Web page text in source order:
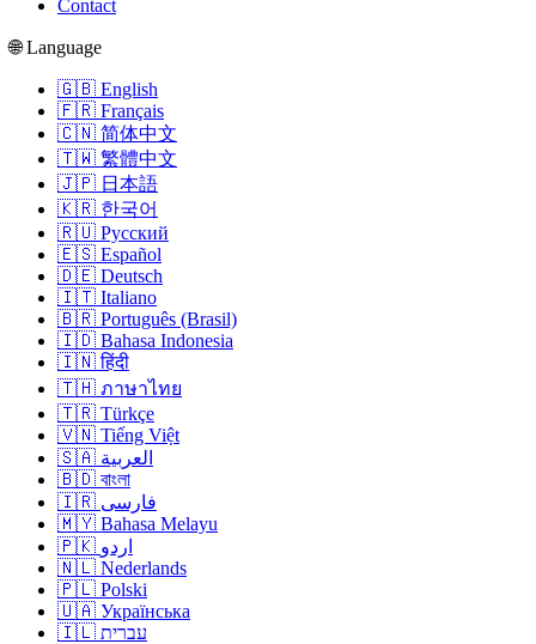
Contact
🌐 Language
🇬🇧 English
🇫🇷 Français
🇨🇳 简体中文
🇹🇼 繁體中文
🇯🇵 日本語
🇰🇷 한국어
🇷🇺 Русский
🇪🇸 Español
🇩🇪 Deutsch
🇮🇹 Italiano
🇧🇷 Português (Brasil)
🇮🇩 Bahasa Indonesia
🇮🇳 हिंदी
🇹🇭 ภาษาไทย
🇹🇷 Türkçe
🇻🇳 Tiếng Việt
🇸🇦 العربية
🇧🇩 বাংলা
🇮🇷 فارسی
🇲🇾 Bahasa Melayu
🇵🇰 اردو
🇳🇱 Nederlands
🇵🇱 Polski
🇺🇦 Українська
🇮🇱 עברית